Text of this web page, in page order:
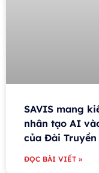
SAVIS mang
nhân tạo AI
của Đài
ĐỌC BÀI VIẾT »